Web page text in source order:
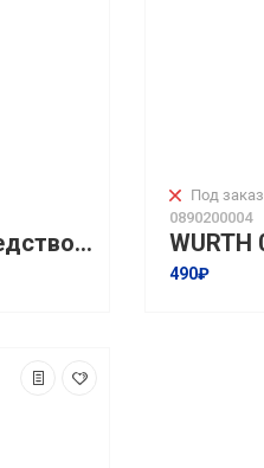
WURTH 0890200 Средство для удаления ржавчины Rost-Off Plus I 300мл С присадкой ОМС2
Под заказ
0890200004
490₽